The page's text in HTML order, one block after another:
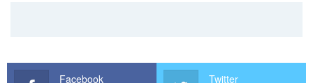
Facebook Twitter